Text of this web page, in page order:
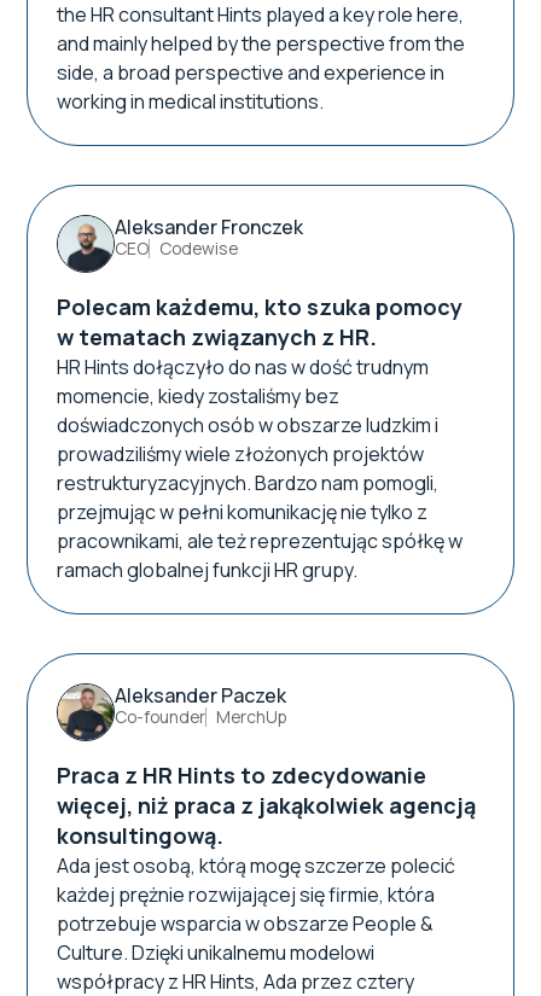
the HR consultant Hints played a key role here,
and mainly helped by the perspective from the
side, a broad perspective and experience in
working in medical institutions.
Aleksander Fronczek
CEO Codewise
Polecam każdemu, kto szuka pomocy
w tematach związanych z HR.
HR Hints dołączyło do nas w dość trudnym
momencie, kiedy zostaliśmy bez
doświadczonych osób w obszarze ludzkim i
prowadziliśmy wiele złożonych projektów
restrukturyzacyjnych. Bardzo nam pomogli,
przejmując w pełni komunikację nie tylko z
pracownikami, ale też reprezentując spółkę w
ramach globalnej funkcji HR grupy.
Aleksander Paczek
Co-founder MerchUp
Praca z HR Hints to zdecydowanie
więcej, niż praca z jakąkolwiek agencją
konsultingową.
Ada jest osobą, którą mogę szczerze polecić
każdej prężnie rozwijającej się firmie, która
potrzebuje wsparcia w obszarze People &
Culture. Dzięki unikalnemu modelowi
współpracy z HR Hints, Ada przez cztery